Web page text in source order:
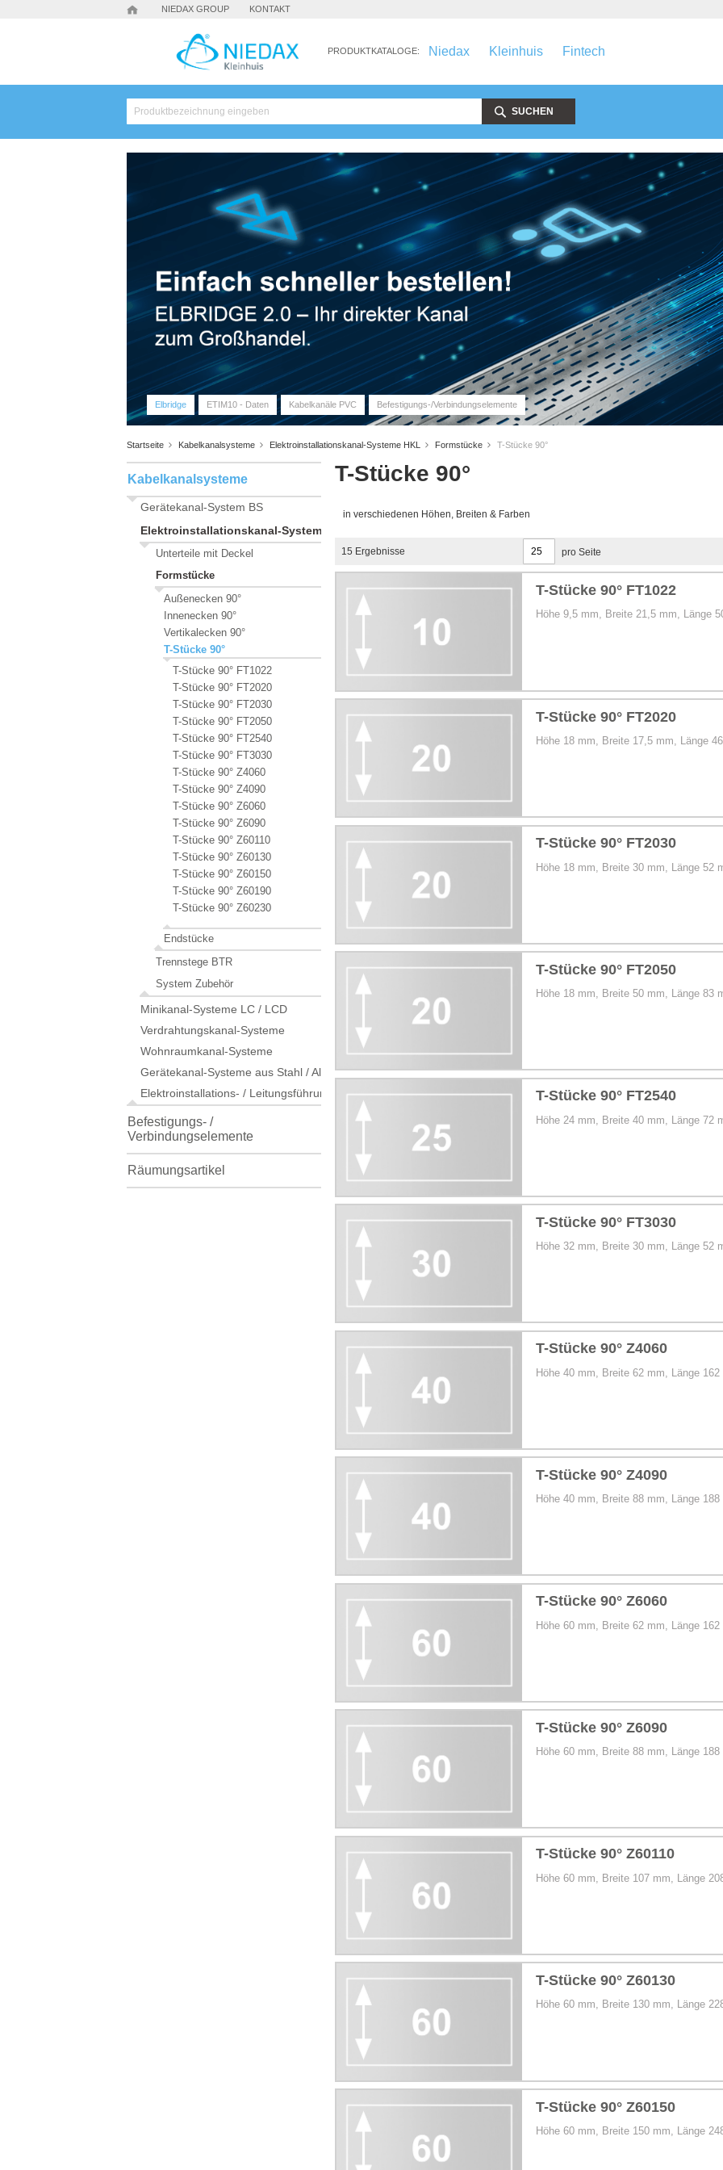
NIEDAX GROUP KONTAKT
PRODUKTKATALOGE: Niedax Kleinhuis Fintech
SUCHEN
Elbridge ETIM10 - Daten Kabelkanäle PVC Befestigungs-/Verbindungselemente
Startseite Kabelkanalsysteme Elektroinstallationskanal-Systeme HKL Formstücke T-Stücke 90°
T-Stücke 90°
in verschiedenen Höhen, Breiten & Farben
15 Ergebnisse pro Seite
T-Stücke 90° FT1022
Höhe 9,5 mm, Breite 21,5 mm, Länge
T-Stücke 90° FT2020
Höhe 18 mm, Breite 17,5 mm, Länge
T-Stücke 90° FT2030
Höhe 18 mm, Breite 30 mm, Länge 52
T-Stücke 90° FT2050
Höhe 18 mm, Breite 50 mm, Länge 83
T-Stücke 90° FT2540
Höhe 24 mm, Breite 40 mm, Länge 72
T-Stücke 90° FT3030
Höhe 32 mm, Breite 30 mm, Länge 52
T-Stücke 90° Z4060
Höhe 40 mm, Breite 62 mm, Länge 162
T-Stücke 90° Z4090
Höhe 40 mm, Breite 88 mm, Länge 188
T-Stücke 90° Z6060
Höhe 60 mm, Breite 62 mm, Länge 162
T-Stücke 90° Z6090
Höhe 60 mm, Breite 88 mm, Länge 188
T-Stücke 90° Z60110
Höhe 60 mm, Breite 107 mm, Länge
T-Stücke 90° Z60130
Höhe 60 mm, Breite 130 mm, Länge
T-Stücke 90° Z60150
Höhe 60 mm, Breite 150 mm, Länge
Kabelkanalsysteme
Gerätekanal-System BS
Elektroinstallationskanal-Systeme HKL
Unterteile mit Deckel
Formstücke
Außenecken 90°
Innenecken 90°
Vertikalecken 90°
T-Stücke 90°
T-Stücke 90° FT1022
T-Stücke 90° FT2020
T-Stücke 90° FT2030
T-Stücke 90° FT2050
T-Stücke 90° FT2540
T-Stücke 90° FT3030
T-Stücke 90° Z4060
T-Stücke 90° Z4090
T-Stücke 90° Z6060
T-Stücke 90° Z6090
T-Stücke 90° Z60110
T-Stücke 90° Z60130
T-Stücke 90° Z60150
T-Stücke 90° Z60190
T-Stücke 90° Z60230
Endstücke
Trennstege BTR
System Zubehör
Minikanal-Systeme LC / LCD
Verdrahtungskanal-Systeme
Wohnraumkanal-Systeme
Gerätekanal-Systeme aus Stahl / Alu
Elektroinstallations- / Leitungsführungskanal-Systeme aus Stahl / Alu / GFK
Befestigungs- /
Verbindungselemente
Räumungsartikel